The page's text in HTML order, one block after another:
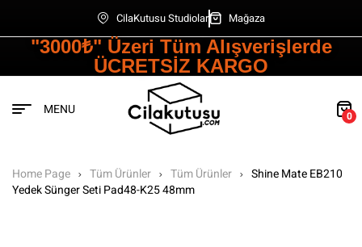
CilaKutusu Studiolar Mağaza
"3000₺" Üzeri Tüm Alışverişlerde
ÜCRETSİZ KARGO
MENU 0
Home Page Tüm Ürünler Tüm Ürünler
Shine Mate EB210
Yedek Sünger Seti Pad48-K25 48mm